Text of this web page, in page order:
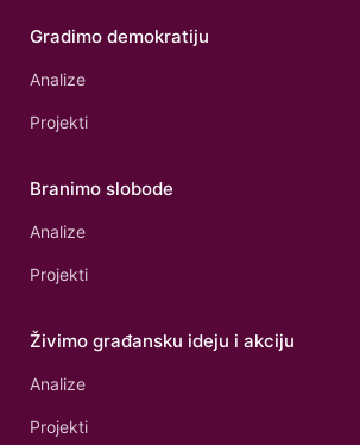
Gradimo demokratiju
Analize
Projekti
Branimo slobode
Analize
Projekti
Živimo građansku ideju i akciju
Analize
Projekti